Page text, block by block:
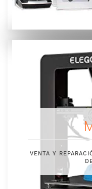
VENTA Y